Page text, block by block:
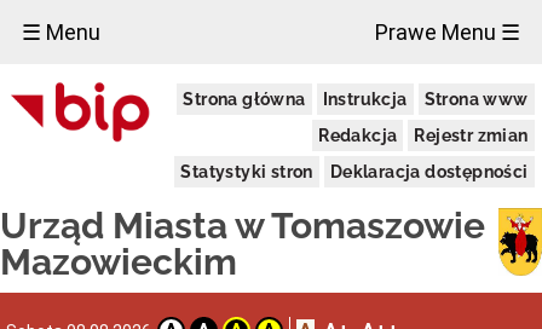
☰ Menu Prawe Menu ☰
Strona główna Instrukcja
Strona www
Redakcja
Rejestr zmian
Statystyki stron
Deklaracja dostępności
Urząd Miasta w Tomaszowie
Mazowieckim
Miasto
Pieczęcie
Granice
miasta
Statut
Miasta
×